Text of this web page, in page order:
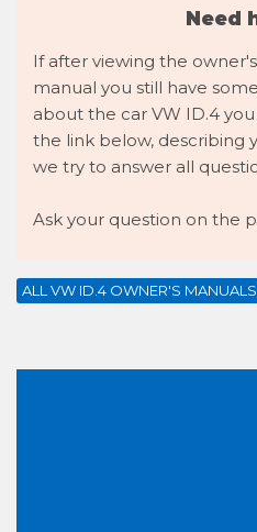
Need
If after viewing the
manual you still have
about the car VW ID.4
the link below, describing
we try to answer all
Ask your question on the
ALL VW ID.4 OWNER'S MANUALS